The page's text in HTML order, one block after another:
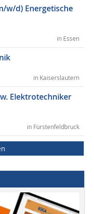
w/d) Energetische
in Essen
in Kaiserslautern
Elektrotechniker
in Fürstenfeldbruck